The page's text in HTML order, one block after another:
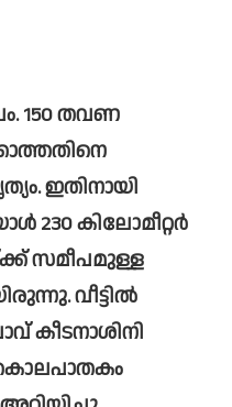
150 തവണ
ഇതിനായി
230 കിലോമീറ്റര്‍
വീട്ടില്‍
കീടനാശിനി